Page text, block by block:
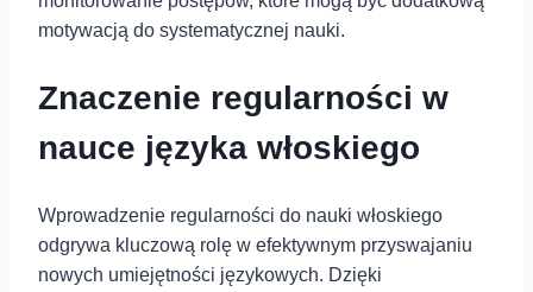
motywacją do systematycznej nauki.
Znaczenie regularności w
‍nauce języka włoskiego
Wprowadzenie regularności do nauki włoskiego
odgrywa kluczową rolę w efektywnym przyswajaniu
nowych umiejętności‍ językowych. Dzięki